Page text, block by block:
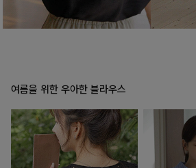
여름을 위한 우아한 블라우스